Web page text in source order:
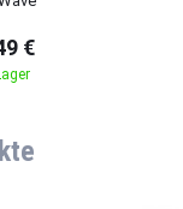
€